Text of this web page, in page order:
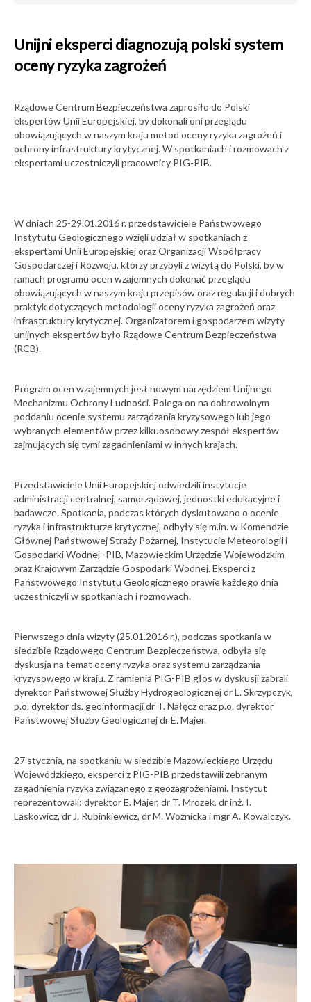
surowców
28-07-2026
geologicznych
atrakcjach Góry
św. Anny
27-07-2026
Geologiczne i
Oddział
Dolnośląski PIG-
PIB w „Paśmie
sztuki”
24-07-2026
Nowa wystawa w
Muzeum
Geologicznym
PIG-PIB. „Echa
22-07-2026
Raport
magnetyczny
państwowej
czerwiec 2026 r.
21-07-2026
O roli geologii w
służbie
społeczeństwu
podczas
harcerskiego Dnia
Bezpieczeństwa
21-07-2026
Odwodnienie
kopalń a zasoby
wód podziemnych
20-07-2026
Chiapas w
Meksyku
20-07-2026
Zapraszamy do
Geologia
Komunikat
hydrogeologiczny
PSG nr 7/2026
16-07-2026
24„Kamień w
złożu,
krajobrazie i
architekturze”
Konferencje
20VI Jesienny
Festiwal
Dziecięcej
Imprezy
popularnonaukowe
16
wrzesień
2026
Konferencja
GEOPETROL2026
Konferencje
sierpień
2026
Czwartorzędu
POLQUA 2026.
10
lipiec
2026
„Echa
natury.
Ulotność i
trwanie”
Wystawy
25
czerwiec
2.
Ogólnopolska
Konferencja
"Przyszłość terenów
pogórniczych"
Konferencje
17
2026
Finał XXVII
edycji
Ziemia
Imprezy
popularnonaukowe
13
Piknik
Naukowy
13
Naukowy
„Ocean
Zmian”
2026
Imprezy
popularnonaukowe
Unijni eksperci diagnozują polski system
oceny ryzyka zagrożeń
Rządowe Centrum Bezpieczeństwa zaprosiło do Polski
ekspertów Unii Europejskiej, by dokonali oni przeglądu
obowiązujących w naszym kraju metod oceny ryzyka zagrożeń i
ochrony infrastruktury krytycznej. W spotkaniach i rozmowach z
ekspertami uczestniczyli pracownicy PIG-PIB.
W dniach 25-29.01.2016 r. przedstawiciele Państwowego
Instytutu Geologicznego wzięli udział w spotkaniach z
ekspertami Unii Europejskiej oraz Organizacji Współpracy
Gospodarczej i Rozwoju, którzy przybyli z wizytą do Polski, by w
ramach programu ocen wzajemnych dokonać przeglądu
obowiązujących w naszym kraju przepisów oraz regulacji i dobrych
praktyk dotyczących metodologii oceny ryzyka zagrożeń oraz
infrastruktury krytycznej. Organizatorem i gospodarzem wizyty
unijnych ekspertów było Rządowe Centrum Bezpieczeństwa
(RCB).
Program ocen wzajemnych jest nowym narzędziem Unijnego
Mechanizmu Ochrony Ludności. Polega on na dobrowolnym
poddaniu ocenie systemu zarządzania kryzysowego lub jego
wybranych elementów przez kilkuosobowy zespół ekspertów
zajmujących się tymi zagadnieniami w innych krajach.
Przedstawiciele Unii Europejskiej odwiedzili instytucje
administracji centralnej, samorządowej, jednostki edukacyjne i
badawcze. Spotkania, podczas których dyskutowano o ocenie
ryzyka i infrastrukturze krytycznej, odbyły się m.in. w Komendzie
Głównej Państwowej Straży Pożarnej, Instytucie Meteorologii i
Gospodarki Wodnej- PIB, Mazowieckim Urzędzie Wojewódzkim
oraz Krajowym Zarządzie Gospodarki Wodnej. Eksperci z
Państwowego Instytutu Geologicznego prawie każdego dnia
uczestniczyli w spotkaniach i rozmowach.
Pierwszego dnia wizyty (25.01.2016 r.), podczas spotkania w
siedzibie Rządowego Centrum Bezpieczeństwa, odbyła się
dyskusja na temat oceny ryzyka oraz systemu zarządzania
kryzysowego w kraju. Z ramienia PIG-PIB głos w dyskusji zabrali
dyrektor Państwowej Służby Hydrogeologicznej dr L. Skrzypczyk,
p.o. dyrektor ds. geoinformacji dr T. Nałęcz oraz p.o. dyrektor
Państwowej Służby Geologicznej dr E. Majer.
27 stycznia, na spotkaniu w siedzibie Mazowieckiego Urzędu
Wojewódzkiego, eksperci z PIG-PIB przedstawili zebranym
zagadnienia ryzyka związanego z geozagrożeniami. Instytut
reprezentowali: dyrektor E. Majer, dr T. Mrozek, dr inż. I.
Laskowicz, dr J. Rubinkiewicz, dr M. Woźnicka i mgr A. Kowalczyk.